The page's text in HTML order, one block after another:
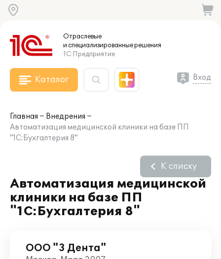
Отраслевые
и специализированныерешения
1С:Предприятие
Каталог Вход
Главная
Внедрения
Автоматизация медицинской клиники на базе ПП
"1С:Бухгалтерия 8"
Автоматизация медицинской
клиники на базе ПП
"1С:Бухгалтерия 8"
К списку
ООО "3 Дента"